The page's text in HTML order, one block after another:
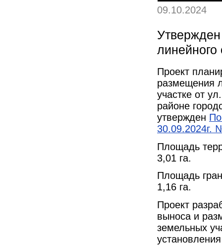
09.10.2024
линейного
Проект
размещения
участке от
районе
утвержден
30.09.2024г.
Площадь
3,01 га.
Площадь
1,16 га.
Проект
выноса и
земельных